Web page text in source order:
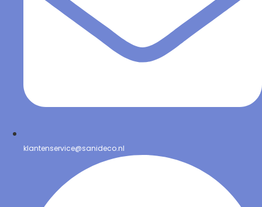
klantenservice@sanideco.nl